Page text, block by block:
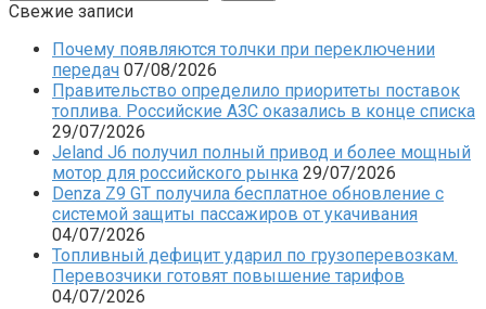
Свежие записи
Почему появляются толчки при переключении
передач 07/08/2026
Правительство определило приоритеты поставок
топлива. Российские АЗС оказались в конце списка
29/07/2026
Jeland J6 получил полный привод и более мощный
мотор для российского рынка 29/07/2026
Denza Z9 GT получила бесплатное обновление с
системой защиты пассажиров от укачивания
04/07/2026
Топливный дефицит ударил по грузоперевозкам.
Перевозчики готовят повышение тарифов
04/07/2026